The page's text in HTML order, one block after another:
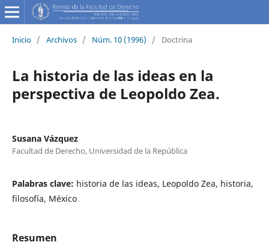
Inicio / Archivos / Núm. 10 (1996) / Doctrina
La historia de las ideas en la
perspectiva de Leopoldo Zea.
Susana Vázquez
Facultad de Derecho, Universidad de la República
Palabras clave: historia de las ideas, Leopoldo Zea, historia,
filosofía, México
Resumen